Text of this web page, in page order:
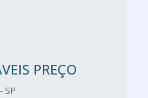
PREÇO
SP